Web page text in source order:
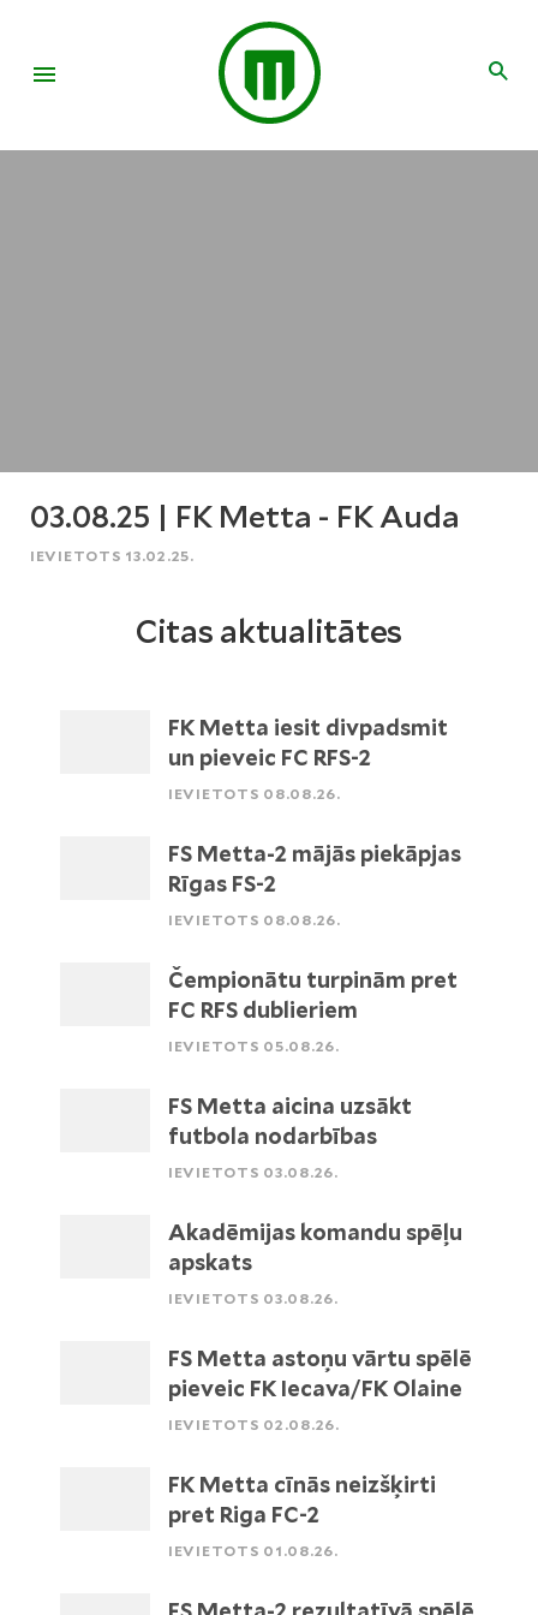
03.08.25 | FK Metta - FK Auda
IEVIETOTS 13.02.25.
Citas aktualitātes
FK Metta iesit divpadsmit
un pieveic FC RFS-2
IEVIETOTS 08.08.26.
FS Metta-2 mājās piekāpjas
Rīgas FS-2
IEVIETOTS 08.08.26.
Čempionātu turpinām pret
FC RFS dublieriem
IEVIETOTS 05.08.26.
FS Metta aicina uzsākt
futbola nodarbības
IEVIETOTS 03.08.26.
Akadēmijas komandu spēļu
apskats
IEVIETOTS 03.08.26.
FS Metta astoņu vārtu spēlē
pieveic FK Iecava/FK Olaine
IEVIETOTS 02.08.26.
FK Metta cīnās neizšķirti
pret Riga FC-2
IEVIETOTS 01.08.26.